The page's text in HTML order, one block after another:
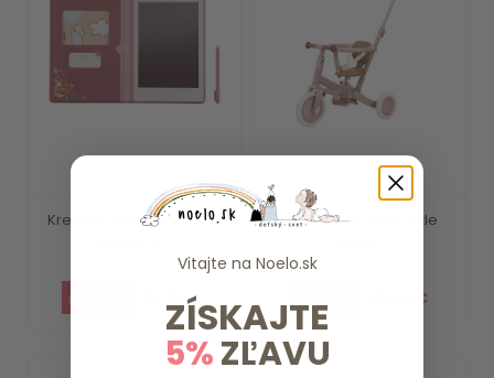
Kresliaci tablet Pink Fairy
15.79 €
Trojkolka 4v1 Pink Little
112.39 €
Vitajte na Noelo.sk
ZÍSKAJTE
5%ZĽAVU